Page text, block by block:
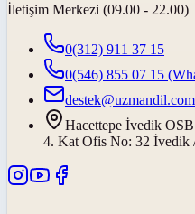
İletişim Merkezi (09.00 - 22.00)
0(312) 911 37 15
0(546) 855 07 15
destek@uzmandil.com
Hacettepe İvedik
4. Kat Ofis No: 32